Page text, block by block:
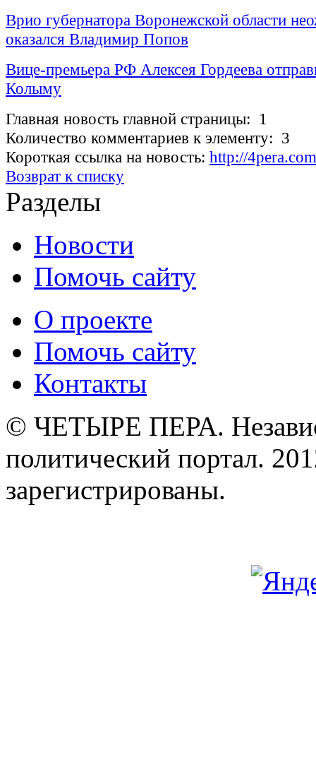
Врио губернатора Воронежской области
оказался Владимир Попов
Вице-премьера РФ Алексея Гордеева
Колыму
Главная новость главной страницы: 1
Количество комментариев к элементу: 3
Короткая ссылка на новость: http://
Возврат к списку
Разделы
Новости
Помочь сайту
О проекте
Помочь сайту
Контакты
© ЧЕТЫРЕ ПЕРА.
политический портал.
зарегистрированы.